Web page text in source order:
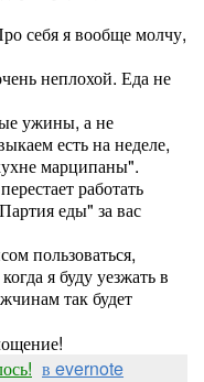
себя я вообще молчу,
неплохой. Еда не
ужины, а не
есть на неделе,
марципаны".
работать
еды" за вас
пользоваться,
я буду уезжать в
так будет
в evernote